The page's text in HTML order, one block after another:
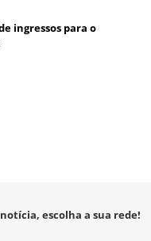
ingressos para o
escolha a sua rede!